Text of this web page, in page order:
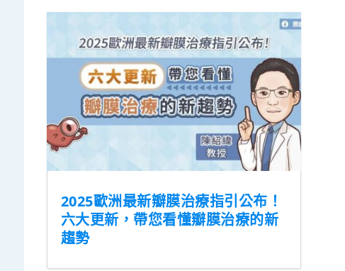
2025歐洲最新瓣膜治療指引公布！
六大更新，帶您看懂瓣膜治療的新
趨勢